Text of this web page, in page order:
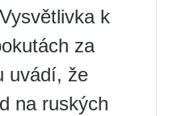
k
za
uvádí, že
na ruských